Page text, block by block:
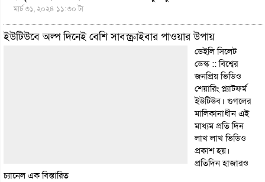
মার্চ ৩১, ২০২৪ ১১:৩০ টা
ইউটিউবে অল্প দিনেই বেশি সাবস্ক্রাইবার পাওয়ার উপায়
ডেইলি সিলেট
ডেস্ক :: বিশ্বের
জনপ্রিয় ভিডিও
শেয়ারিং প্ল্যাটফর্ম
ইউটিউব। গুগলের
মালিকানাধীন এই
মাধ্যম প্রতি দিন
লাখ লাখ ভিডিও
প্রকাশ হয়।
প্রতিদিন হাজারও
চ্যানেল একবিস্তারিত